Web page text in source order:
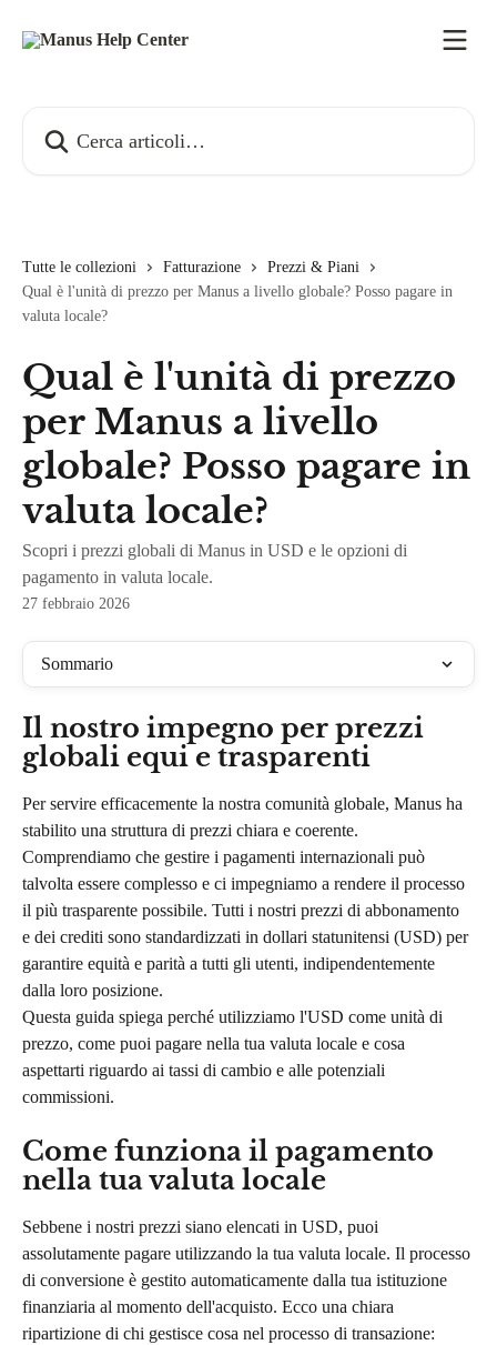
Tutte le collezioni Fatturazione
Prezzi & Piani
Qual è l'unità di prezzo per Manus a livello globale? Posso pagare in
valuta locale?
Qual è l'unità di prezzo
per Manus a livello
globale? Posso pagare in
valuta locale?
Scopri i prezzi globali di Manus in USD e le opzioni di
pagamento in valuta locale.
27 febbraio 2026
Sommario
Il nostro impegno per prezzi
globali equi e trasparenti
Per servire efficacemente la nostra comunità globale, Manus ha
stabilito una struttura di prezzi chiara e coerente.
Comprendiamo che gestire i pagamenti internazionali può
talvolta essere complesso e ci impegniamo a rendere il processo
il più trasparente possibile. Tutti i nostri prezzi di abbonamento
e dei crediti sono standardizzati in dollari statunitensi (USD) per
garantire equità e parità a tutti gli utenti, indipendentemente
dalla loro posizione.
Questa guida spiega perché utilizziamo l'USD come unità di
prezzo, come puoi pagare nella tua valuta locale e cosa
aspettarti riguardo ai tassi di cambio e alle potenziali
commissioni.
Come funziona il pagamento
nella tua valuta locale
Sebbene i nostri prezzi siano elencati in USD, puoi
assolutamente pagare utilizzando la tua valuta locale. Il processo
di conversione è gestito automaticamente dalla tua istituzione
finanziaria al momento dell'acquisto. Ecco una chiara
ripartizione di chi gestisce cosa nel processo di transazione: